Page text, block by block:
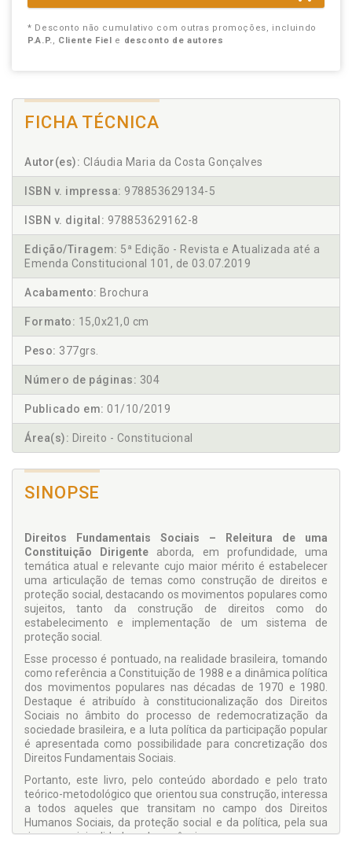
* Desconto não cumulativo com outras promoções, incluindo
P.A.P., Cliente Fiel e desconto de autores
FICHA TÉCNICA
Autor(es): Cláudia Maria da Costa Gonçalves
ISBN v. impressa: 978853629134-5
ISBN v. digital: 978853629162-8
Edição/Tiragem: 5ª Edição - Revista e Atualizada até a
Emenda Constitucional 101, de 03.07.2019
Acabamento: Brochura
Formato: 15,0x21,0 cm
Peso: 377grs.
Número de páginas: 304
Publicado em: 01/10/2019
Área(s): Direito - Constitucional
SINOPSE
Direitos Fundamentais Sociais – Releitura de uma
Constituição Dirigente aborda, em profundidade, uma
temática atual e relevante cujo maior mérito é estabelecer
uma ar­ticulação de temas como construção de direitos e
proteção social, destacando os movimentos populares como
sujeitos, tanto da construção de direitos como do
estabelecimento e implementação de um sistema de
proteção social.
Esse processo é pontuado, na realidade brasileira, toman­do
como referência a Constituição de 1988 e a dinâmica política
dos movimentos populares nas décadas de 1970 e 1980.
Destaque é atribuído à constitucionalização dos Direitos
Sociais no âmbito do processo de redemocratização da
sociedade brasileira, e a luta política da par­ticipação popular
é apresentada como possibilidade para concretização dos
Direitos Fundamentais Sociais.
Portanto, este livro, pelo conteúdo abordado e pelo trato
teórico-metodológico que orientou sua construção, interes­sa
a todos aqueles que transitam no campo dos Direitos
Humanos Sociais, da proteção social e da política, pela sua
riqueza, originalidade e abrangência.